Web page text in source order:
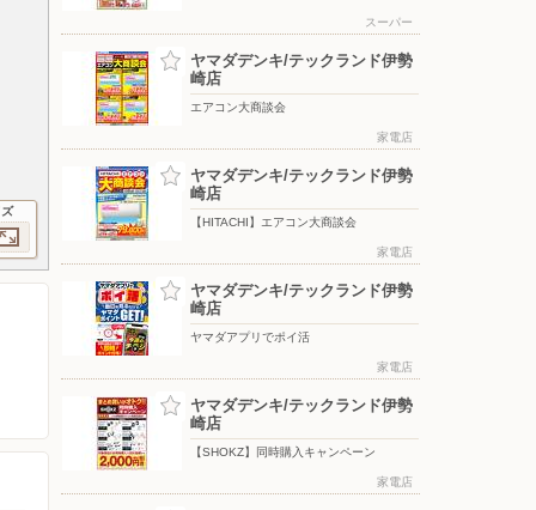
スーパー
ヤマダデンキ/テックランド伊勢
崎店
エアコン大商談会
家電店
ヤマダデンキ/テックランド伊勢
崎店
【HITACHI】エアコン大商談会
家電店
ヤマダデンキ/テックランド伊勢
崎店
ヤマダアプリでポイ活
家電店
ヤマダデンキ/テックランド伊勢
崎店
【SHOKZ】同時購入キャンペーン
家電店